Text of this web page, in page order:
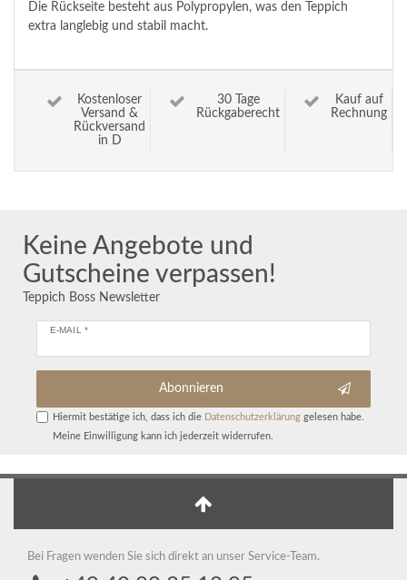
Die Rückseite besteht aus Polypropylen, was den Teppich
extra langlebig und stabil macht.
Kostenloser
Versand &
Rückversand
in D
30 Tage
Rückgaberecht
Kauf auf
Rechnung
Keine Angebote und
Gutscheine verpassen!
Teppich Boss Newsletter
E-MAIL *
Abonnieren
Hiermit bestätige ich, dass ich die Daten­schutz­erklärunggelesen habe.
Meine Einwilligung kann ich jederzeit widerrufen.
Bei Fragen wenden Sie sich direkt an unser Service-Team.